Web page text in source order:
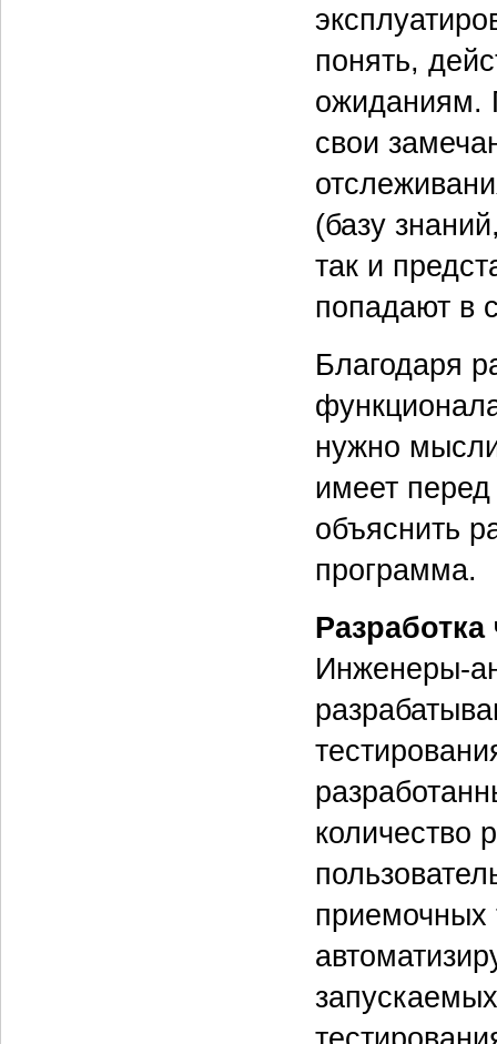
понять,
ожиданиям.
свои
(базу
так и
попадают в
Благодаря
нужно
имеет
объяснить
программа.
Инженеры-
количество
приемочных